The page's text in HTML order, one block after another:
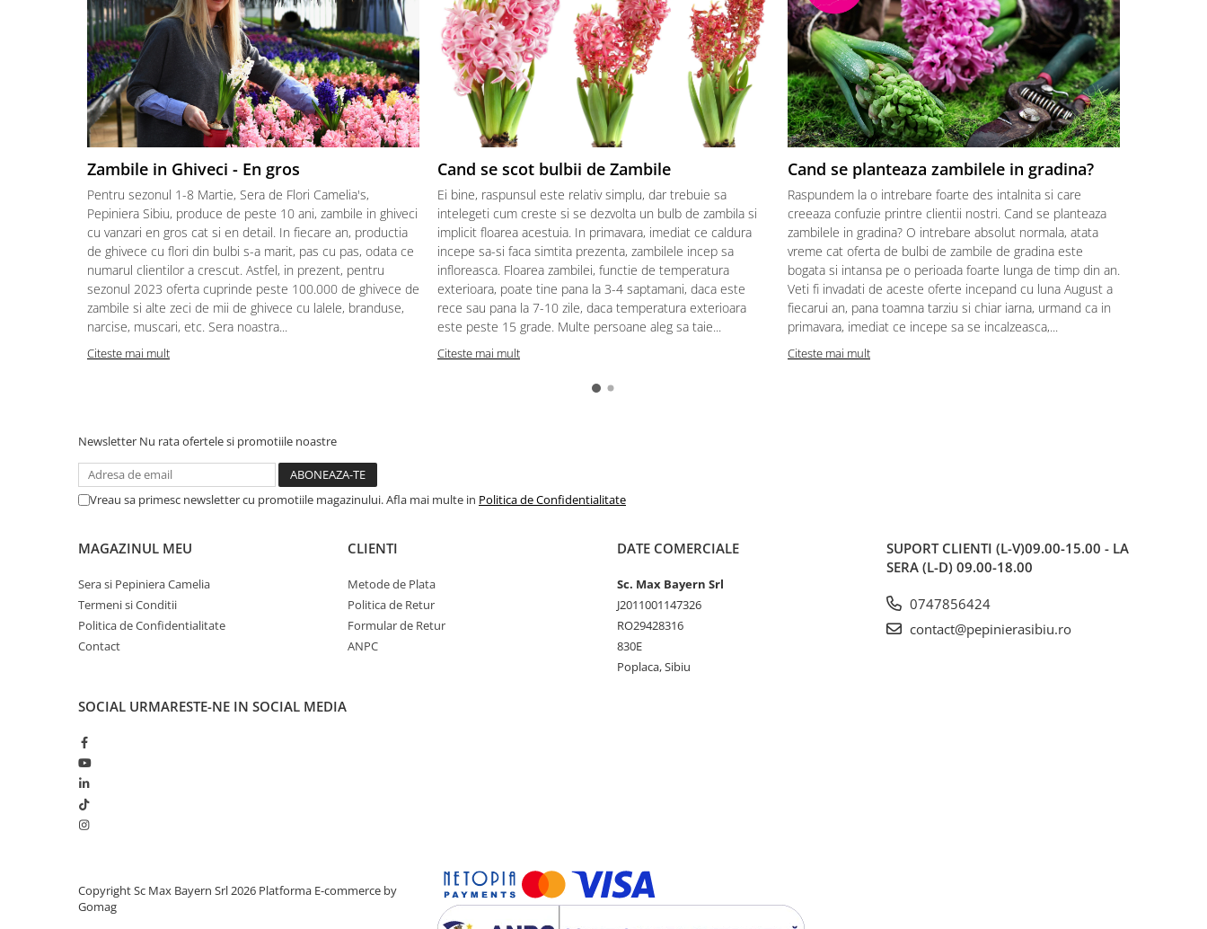
Zambile in Ghiveci - En gros
Pentru sezonul 1-8 Martie, Sera de Flori Camelia's,
Pepiniera Sibiu, produce de peste 10 ani, zambile in ghiveci
cu vanzari en gros cat si en detail. In fiecare an, productia
de ghivece cu flori din bulbi s-a marit, pas cu pas, odata ce
numarul clientilor a crescut. Astfel, in prezent, pentru
sezonul 2023 oferta cuprinde peste 100.000 de ghivece de
zambile si alte zeci de mii de ghivece cu lalele, branduse,
narcise, muscari, etc. Sera noastra...
Citeste mai mult
Cand se scot bulbii de Zambile
Ei bine, raspunsul este relativ simplu, dar trebuie sa
intelegeti cum creste si se dezvolta un bulb de zambila si
implicit floarea acestuia. In primavara, imediat ce caldura
incepe sa-si faca simtita prezenta, zambilele incep sa
infloreasca. Floarea zambilei, functie de temperatura
exterioara, poate tine pana la 3-4 saptamani, daca este
rece sau pana la 7-10 zile, daca temperatura exterioara
este peste 15 grade. Multe persoane aleg sa taie...
Citeste mai mult
Cand se planteaza zambilele in gradina?
Raspundem la o intrebare foarte des intalnita si care
creeaza confuzie printre clientii nostri. Cand se planteaza
zambilele in gradina? O intrebare absolut normala, atata
vreme cat oferta de bulbi de zambile de gradina este
bogata si intansa pe o perioada foarte lunga de timp din an.
Veti fi invadati de aceste oferte incepand cu luna August a
fiecarui an, pana toamna tarziu si chiar iarna, urmand ca in
primavara, imediat ce incepe sa se incalzeasca,...
Citeste mai mult
Newsletter Nu rata ofertele si promotiile noastre
Vreau sa primesc newsletter cu promotiile magazinului. Afla mai multe in Politica de Confidentialitate
MAGAZINUL MEU
Sera si Pepiniera Camelia
Termeni si Conditii
Politica de Confidentialitate
Contact
CLIENTI
Metode de Plata
Politica de Retur
Formular de Retur
ANPC
DATE COMERCIALE
Sc. Max Bayern Srl
J2011001147326
RO29428316
830E
Poplaca, Sibiu
SUPORT CLIENTI (L-V)09.00-15.00 - LA
SERA (L-D) 09.00-18.00
0747856424
contact@pepinierasibiu.ro
SOCIAL URMARESTE-NE IN SOCIAL MEDIA
Copyright Sc Max Bayern Srl 2026 Platforma E-commerce by
Gomag